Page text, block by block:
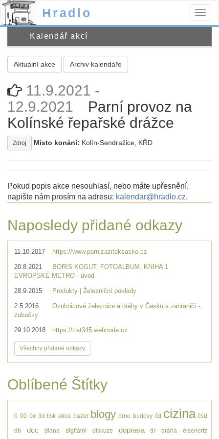
Hradlo
Kalendář akcí
Aktuální akce Archiv kalendáře
11.9.2021 -
12.9.2021
Parní provoz na
Kolínské řepařské drážce
Zdroj Místo konání: Kolín-Sendražice, KŘD
Pokud popis akce nesouhlasí, nebo máte upřesnění,
napište nám prosím na adresu: kalendar@hradlo.cz.
Naposledy přidané odkazy
11.10.2017 https://www.parnizaziteksasko.cz
20.8.2021
BORIS KOGUT. FOTOALBUM. KNIHA 1
EVROPSKÉ METRO - úvod
28.9.2015 Produkty | Železniční poklady
2.5.2016
Ozubnicové železnice a dráhy v Česku a zahraničí -
zubačky
29.10.2018 https://trat345.webnode.cz
Všechny přidané odkazy
Oblíbené Štítky
0 00 0e 3d tisk akce bazar blogy brno budovy čd cizina čsd
db dcc diana digitální diskuze doprava dr dráha eisenertz